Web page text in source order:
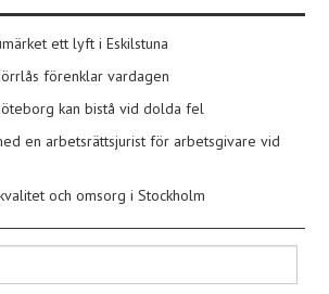
ett lyft i Eskilstuna
förenklar vardagen
kan bistå vid dolda fel
en arbetsrättsjurist för arbetsgivare vid
och omsorg i Stockholm